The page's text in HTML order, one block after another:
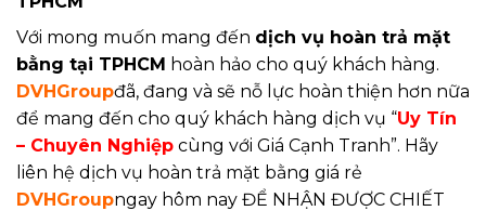
Với mong muốn mang đến dịch vụ hoàn trả mặt
bằng tại TPHCM hoàn hảo cho quý khách hàng.
DVHGroupđã, đang và sẽ nỗ lực hoàn thiện hơn nữa
để mang đến cho quý khách hàng dịch vụ “Uy Tín
– Chuyên Nghiệp cùng với Giá Cạnh Tranh”. Hãy
liên hệ dịch vụ hoàn trả mặt bằng giá rẻ
DVHGroupngay hôm nay ĐỂ NHẬN ĐƯỢC CHIẾT